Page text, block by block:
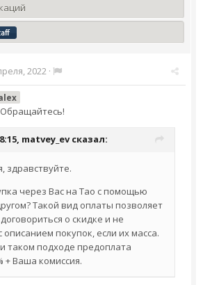
2022 ·
matvey_evсказал:
здравствуйте.
через Вас на Tao с помощью
Такой вид оплаты позволяет
о скидке и не
описанием покупок, если их масса.
таком подходе предоплата
+ Ваша комиссия.